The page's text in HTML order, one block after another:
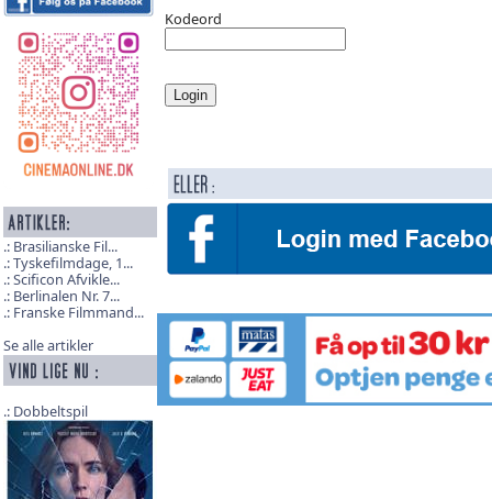
Brasilianske Fil...
Tyskefilmdage, 1...
Scificon Afvikle...
Berlinalen Nr. 7...
Franske Filmmand...
Se alle artikler
Dobbeltspil
Kodeord